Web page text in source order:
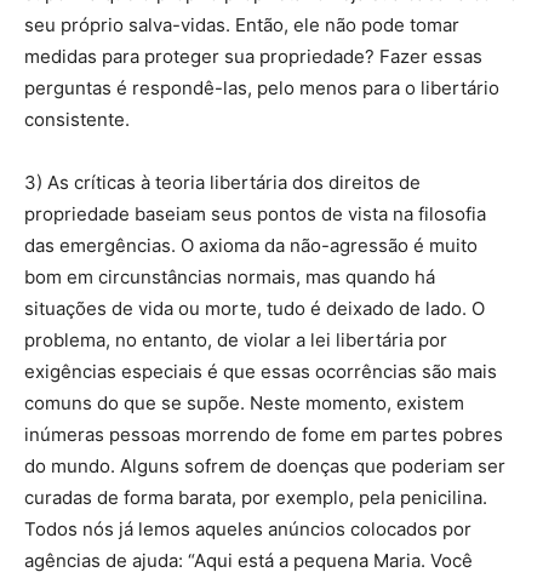
seu próprio salva-vidas. Então, ele não pode tomar
medidas para proteger sua propriedade? Fazer essas
perguntas é respondê-las, pelo menos para o libertário
consistente.
3) As críticas à teoria libertária dos direitos de
propriedade baseiam seus pontos de vista na filosofia
das emergências. O axioma da não-agressão é muito
bom em circunstâncias normais, mas quando há
situações de vida ou morte, tudo é deixado de lado. O
problema, no entanto, de violar a lei libertária por
exigências especiais é que essas ocorrências são mais
comuns do que se supõe. Neste momento, existem
inúmeras pessoas morrendo de fome em partes pobres
do mundo. Alguns sofrem de doenças que poderiam ser
curadas de forma barata, por exemplo, pela penicilina.
Todos nós já lemos aqueles anúncios colocados por
agências de ajuda: “Aqui está a pequena Maria. Você